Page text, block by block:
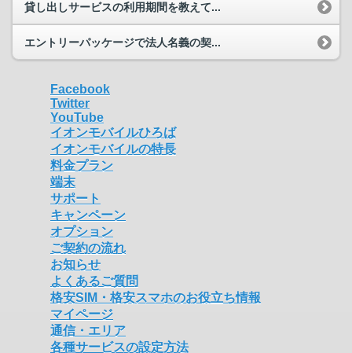
貸し出しサービスの利用期間を教えて...
エントリーパッケージで法人名義の契...
Facebook
Twitter
YouTube
イオンモバイルひろば
イオンモバイルの特長
料金プラン
端末
サポート
キャンペーン
オプション
ご契約の流れ
お知らせ
よくあるご質問
格安SIM・格安スマホのお役立ち情報
マイページ
通信・エリア
各種サービスの設定方法